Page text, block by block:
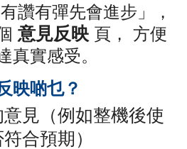
讚有彈先會進步」，
意見反映 頁， 方便
真實感受。
映啲乜？
見（例如整機後使
合預期）